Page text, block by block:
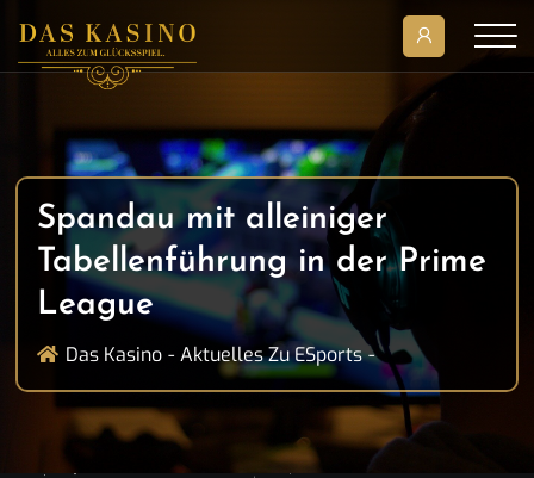
Spandau mit alleiniger
Tabellenführung in der Prime
League
Das Kasino Aktuelles Zu ESports